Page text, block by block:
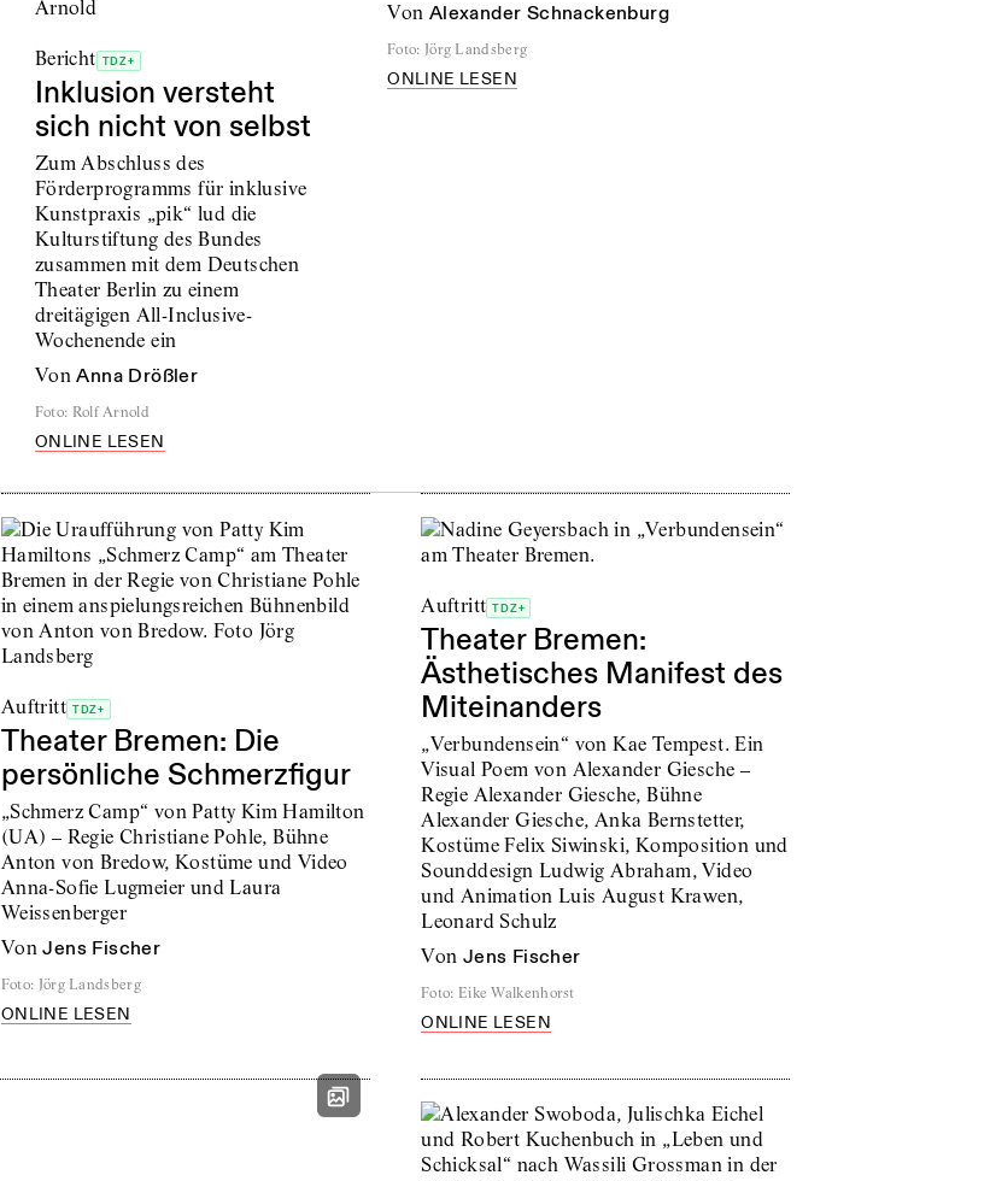
Bericht TDZ+
Inklusion versteht
sich nicht von selbst
Zum Abschluss des
Förderprogramms für inklusive
Kunstpraxis „pik“ lud die
Kulturstiftung des Bundes
zusammen mit dem Deutschen
Theater Berlin zu einem
dreitägigen All-Inclusive-
Wochenende ein
von Anna Drößler
Foto: Rolf Arnold
ONLINE LESEN
von Alexander Schnackenburg
Foto: Jörg Landsberg
ONLINE LESEN
Auftritt TDZ+
Theater Bremen: Die
persönliche Schmerzfigur
„Schmerz Camp“ von Patty Kim Hamilton
(UA) – Regie Christiane Pohle, Bühne
Anton von Bredow, Kostüme und Video
Anna-Sofie Lugmeier und Laura
Weissenberger
von Jens Fischer
Foto: Jörg Landsberg
ONLINE LESEN
Auftritt TDZ+
Theater Bremen:
Ästhetisches Manifest des
Miteinanders
„Verbundensein“ von Kae Tempest. Ein
Visual Poem von Alexander Giesche –
Regie Alexander Giesche, Bühne
Alexander Giesche, Anka Bernstetter,
Kostüme Felix Siwinski, Komposition und
Sounddesign Ludwig Abraham, Video
und Animation Luis August Krawen,
Leonard Schulz
von Jens Fischer
Foto: Eike Walkenhorst
ONLINE LESEN